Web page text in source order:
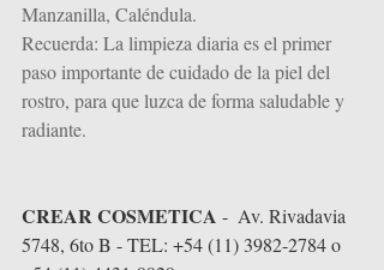
Manzanilla, Caléndula.
Recuerda: La limpieza diaria es el primer
paso importante de cuidado de la piel del
rostro, para que luzca de forma saludable y
radiante.
CREAR COSMETICA -  Av. Rivadavia
5748, 6to B - TEL: +54 (11) 3982-2784 o